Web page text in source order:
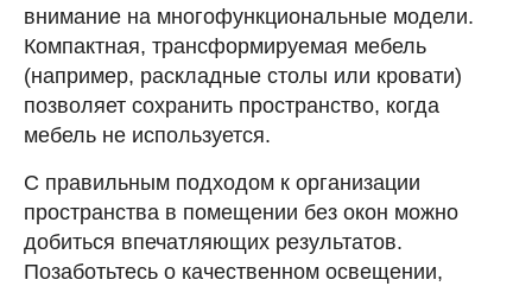
внимание на многофункциональные модели.
Компактная, трансформируемая мебель
(например, раскладные столы или кровати)
позволяет сохранить пространство, когда
мебель не используется.
С правильным подходом к организации
пространства в помещении без окон можно
добиться впечатляющих результатов.
Позаботьтесь о качественном освещении,